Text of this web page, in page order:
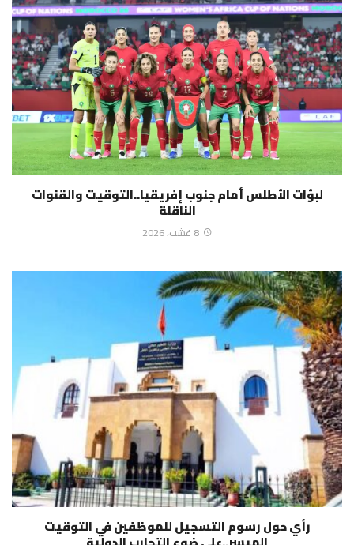
لبؤات الأطلس أمام جنوب إفريقيا..التوقيت والقنوات
الناقلة
8 غشت، 2026
رأي حول رسوم التسجيل للموظفين في التوقيت